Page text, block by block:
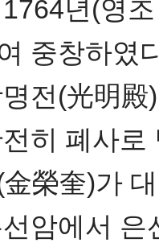
년(영
중창하였
전(光明殿
히 폐사로
金榮奎)가
선암에서